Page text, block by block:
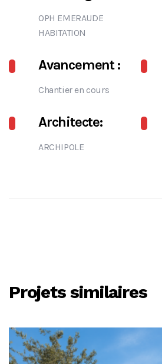
OPH EMERAUDE
HABITATION
Avancement :
Chantier en cours
Architecte:
ARCHIPOLE
Projets similaires